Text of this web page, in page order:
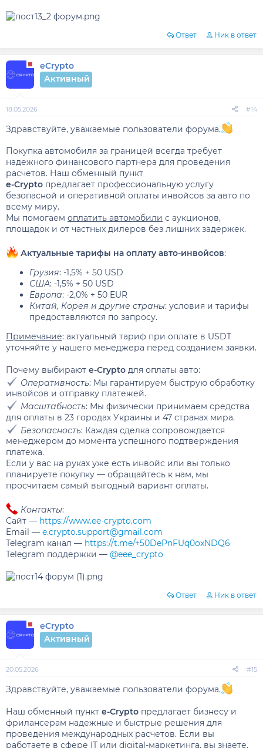
Ответ Ник в ответ
eCrypto
Активный
18.05.2026 #14
Здравствуйте, уважаемые пользователи форума.
Покупка автомобиля за границей всегда требует
надежного финансового партнера для проведения
расчетов. Наш обменный пункт
e-Crypto предлагает профессиональную услугу
безопасной и оперативной оплаты инвойсов за авто по
всему миру.
Мы помогаем оплатить автомобили с аукционов,
площадок и от частных дилеров без лишних задержек.
Актуальные тарифы на оплату авто-инвойсов:
Грузия: -1,5% + 50 USD
США: -1,5% + 50 USD
Европа: -2,0% + 50 EUR
Китай, Корея и другие страны: условия и тарифы
предоставляются по запросу.
Примечание: актуальный тариф при оплате в USDT
уточняйте у нашего менеджера перед созданием заявки.
Почему выбирают e-Crypto для оплаты авто:
Оперативность: Мы гарантируем быструю обработку
инвойсов и отправку платежей.
Масштабность: Мы физически принимаем средства
для оплаты в 23 городах Украины и 47 странах мира.
Безопасность: Каждая сделка сопровождается
менеджером до момента успешного подтверждения
платежа.
Если у вас на руках уже есть инвойс или вы только
планируете покупку — обращайтесь к нам, мы
просчитаем самый выгодный вариант оплаты.
Контакты:
Сайт — https://www.ee-crypto.com
Email — e.crypto.support@gmail.com
Telegram канал — https://t.me/+50DePnFUq0oxNDQ6
Telegram поддержки — @eee_crypto
Ответ Ник в ответ
eCrypto
Активный
20.05.2026 #15
Здравствуйте, уважаемые пользователи форума.
Наш обменный пункт e-Crypto предлагает бизнесу и
фрилансерам надежные и быстрые решения для
проведения международных расчетов. Если вы
работаете в сфере IT или digital-маркетинга, вы знаете,